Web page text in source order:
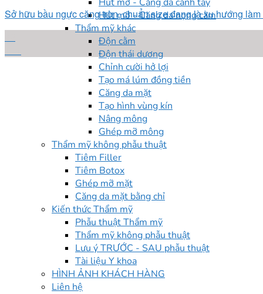
Hút mỡ - Căng da nọng cằm
Thẩm mỹ khác
Độn cằm
Độn thái dương
Chỉnh cười hở lợi
Tạo má lúm đồng tiền
Căng da mặt
Tạo hình vùng kín
Nâng mông
Ghép mỡ mông
Thẩm mỹ không phẫu thuật
Tiêm Filler
Tiêm Botox
Ghép mỡ mặt
Căng da mặt bằng chỉ
Kiến thức Thẩm mỹ
Phẫu thuật Thẩm mỹ
Thẩm mỹ không phẫu thuật
Lưu ý TRƯỚC - SAU phẫu thuật
Tài liệu Y khoa
HÌNH ẢNH KHÁCH HÀNG
Liên hệ
Sở hữu bầu ngực căng tròn, chuẩn size đang là xu hướng làm